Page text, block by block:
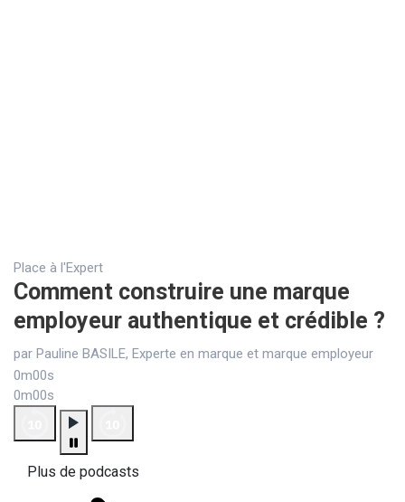
Place à l'Expert
Comment construire une marque
employeur authentique et crédible ?
par Pauline BASILE, Experte en marque et marque employeur
0m00s
0m00s
Plus de podcasts